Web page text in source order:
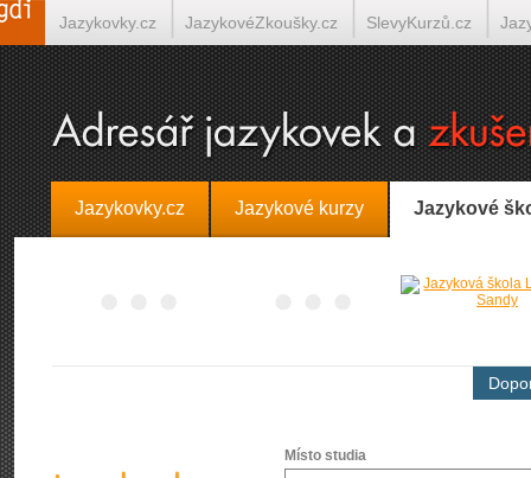
Jazykovky.cz Jazykové kurzy Jazykové
Místo studia
Jazykovky.cz JazykovéZkoušky.cz SlevyKurzů.cz
Španělština on-line Italština on-line Tlumočení-